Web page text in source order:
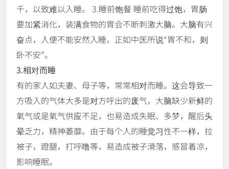
千，以致难以入睡。 3.睡前饱餐 睡前吃得过饱，胃肠
要加紧消化，装满食物的胃会不断刺激大脑。大脑有兴
奋点，人便不能安然入睡，正如中医所说“胃不和，则
卧不安”。
3.相对而睡
有的家人如夫妻、母子等，常常相对而睡。这会导致一
方吸入的气体大多是对方呼出的废气，大脑缺少新鲜的
氧气或是氧气供应不足，也易造成失眠、多梦，醒后头
晕乏力，精神萎靡。由于每个人的睡觉习性不一样，拉
被子，蹬腿，打呼噜等，易造成被子滑落，感冒着凉，
影响睡眠。